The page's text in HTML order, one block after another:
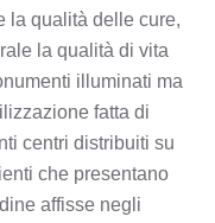
la qualità delle cure,
la qualità di vita
illuminati ma
fatta di
centri distribuiti su
che presentano
affisse negli